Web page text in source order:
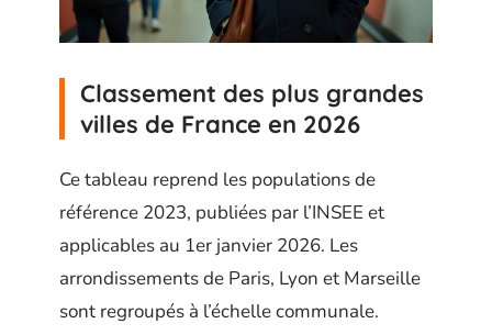
Classement des plus grandes
villes de France en 2026
Ce tableau reprend les populations de
référence 2023, publiées par l’INSEE et
applicables au 1er janvier 2026. Les
arrondissements de Paris, Lyon et Marseille
sont regroupés à l’échelle communale.